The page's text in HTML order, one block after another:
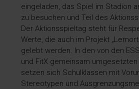
eingeladen, das Spiel im Stadion
zu besuchen und Teil des
Der Aktionsspieltag steht für
Werte, die auch im Projekt
gelebt werden. In den von den
und FitX gemeinsam
setzen sich Schulklassen mit
Stereotypen und